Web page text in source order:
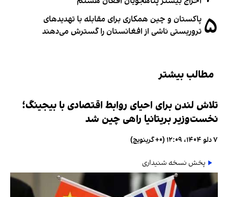
۵ پاکستان و چین همکاری برای مقابله با تهدیدهای
تروریستی ناشی از افغانستان را گسترش می‌دهند
مطالب بیشتر
تلاش لندن برای احیای روابط اقتصادی با بیجینگ؛
نخست‌وزیر بریتانیا راهی چین شد
۷ دلو ۱۴۰۴، ۱۲:۰۹ (‎+۰ گرینویچ)
پخش نسخه شنیداری